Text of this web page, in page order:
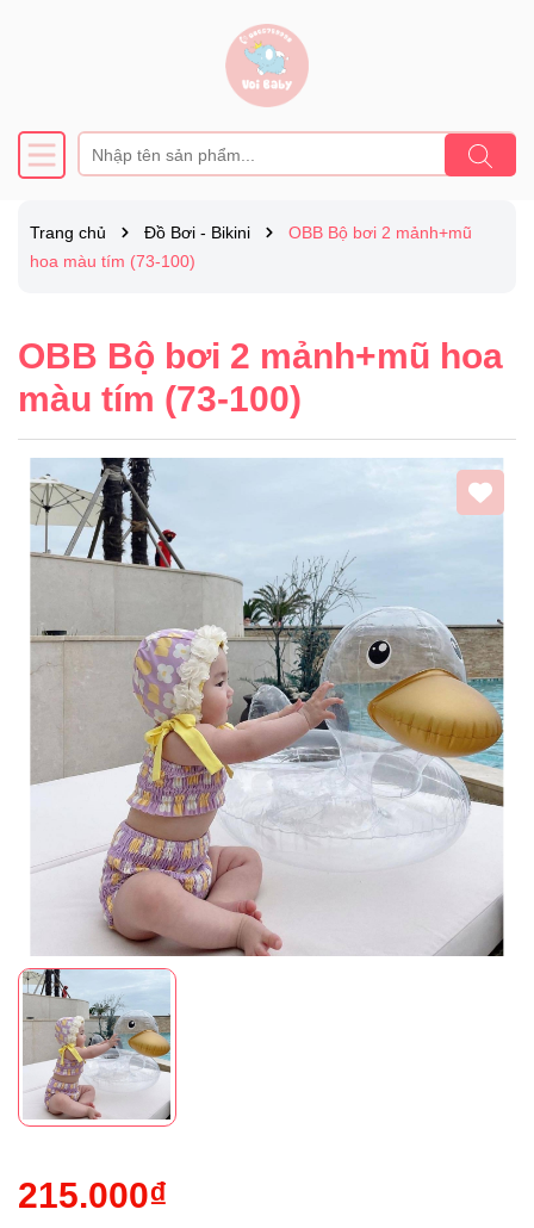
Trang chủ Đồ Bơi - Bikini
OBB Bộ bơi 2 mảnh+mũ
hoa màu tím (73-100)
OBB Bộ bơi 2 mảnh+mũ hoa
màu tím (73-100)
215.000₫
Mã giảm giá:
Ngày hết hạn: